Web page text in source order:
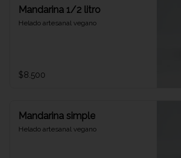
Mandarina 1/2 litro
Helado artesanal vegano
$8.500
Mandarina simple
Helado artesanal vegano